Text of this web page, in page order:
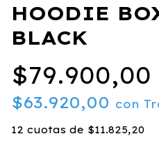
HOODIE
BLACK
$79.900,00
$63.920,00 con
12 cuotas de $11.825,20